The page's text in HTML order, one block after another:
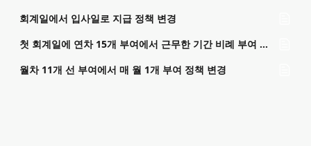
회계일에서 입사일로 지급 정책 변경
첫 회계일에 연차 15개 부여에서 근무한 기간 비례 부여 정책 변경
월차 11개 선 부여에서 매 월 1개 부여 정책 변경